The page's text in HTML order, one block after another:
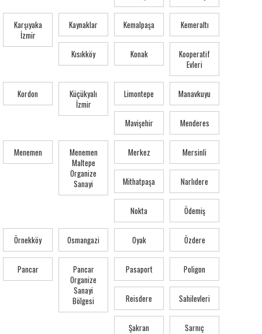
Karşıyaka
İzmir
Kaynaklar Kemalpaşa Kemeraltı
Kısıkköy Konak
Kooperatif
Evleri
Kordon
Küçükyalı
İzmir
Limontepe Manavkuyu
Mavişehir Menderes
Menemen
Menemen
Maltepe
Organize
Sanayi
Merkez Mersinli
Mithatpaşa Narlıdere
Nokta Ödemiş
Örnekköy Osmangazi Oyak Özdere
Pancar
Pancar
Organize
Sanayi
Bölgesi
Pasaport Poligon
Reisdere Sahilevleri
Şakran Sarnıç